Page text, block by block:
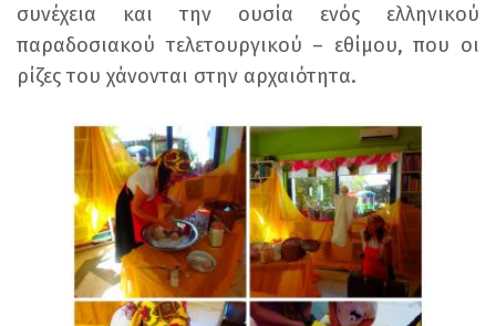
συνέχεια και την ουσία ενός ελληνικού
παραδοσιακού τελετουργικού – εθίμου, που οι
ρίζες του χάνονται στην αρχαιότητα.